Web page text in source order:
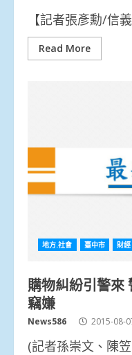
【記者張彥勳/信
Read More
地方.社會 臺中市 財經
購物糾紛引警來
竊嫌
News586 2015-08-
(記者孫崇文、陳